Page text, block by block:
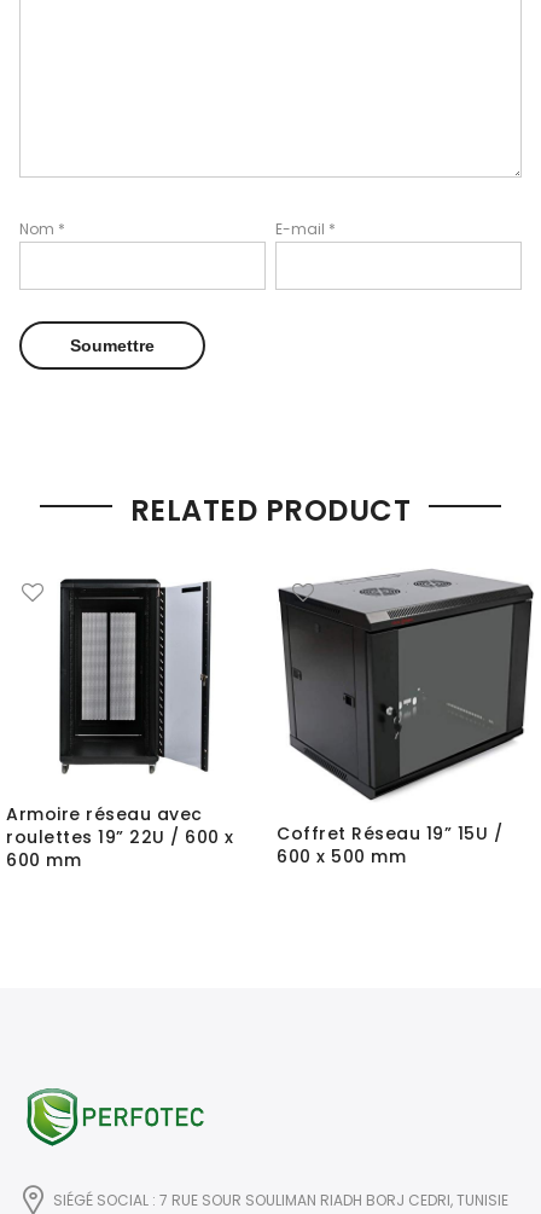
Nom * E-mail *
RELATED PRODUCT
Armoire réseau avec
roulettes 19” 22U / 600 x
600 mm
Coffret Réseau 19” 15U /
600 x 500 mm
SIÉGÉ SOCIAL : 7 RUE SOUR SOULIMAN RIADH BORJ CEDRI, TUNISIE